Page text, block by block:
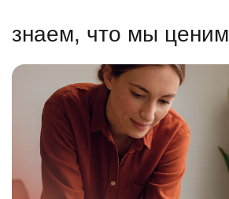
знаем, что мы ценим